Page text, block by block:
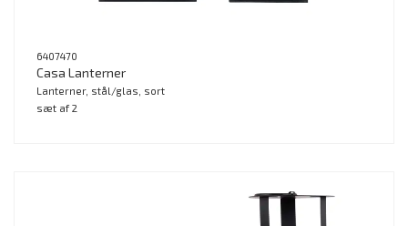
6407470
Casa Lanterner
Lanterner, stål/glas, sort
sæt af 2